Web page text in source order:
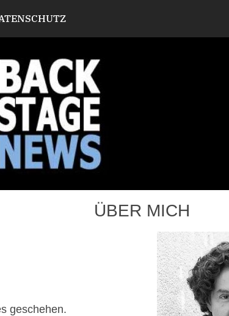
geschehen.
ÜBER MICH